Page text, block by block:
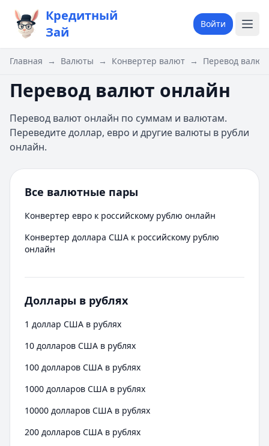
Кредитный
Зай
Войти
Главная → Валюты → Конвертер валют → Перевод валют
Перевод валют онлайн
Перевод валют онлайн по суммам и валютам.
Переведите доллар, евро и другие валюты в рубли
онлайн.
Все валютные пары
Конвертер евро к российскому рублю онлайн
Конвертер доллара США к российскому рублю
онлайн
Доллары в рублях
1 доллар США в рублях
10 долларов США в рублях
100 долларов США в рублях
1000 долларов США в рублях
10000 долларов США в рублях
200 долларов США в рублях